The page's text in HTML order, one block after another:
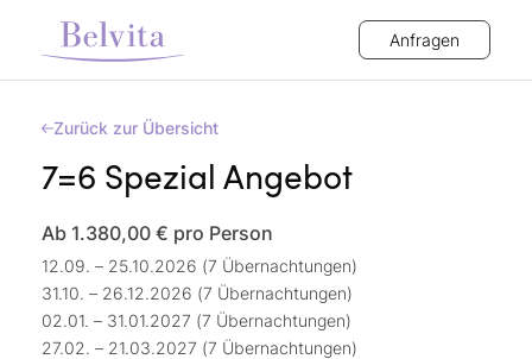
Anfragen
Zurück zur Übersicht
7=6 Spezial Angebot
Ab 1.380,00 € pro Person
12.09. – 25.10.2026 (7 Übernachtungen)
31.10. – 26.12.2026 (7 Übernachtungen)
02.01. – 31.01.2027 (7 Übernachtungen)
27.02. – 21.03.2027 (7 Übernachtungen)